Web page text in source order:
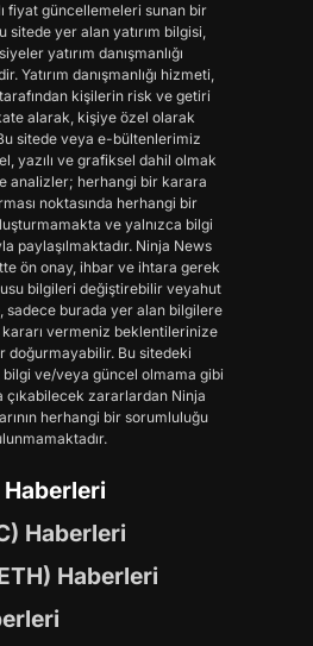
fiyat güncellemeleri sunan bir
sitede yer alan yatırım bilgisi,
yatırım danışmanlığı
Yatırım danışmanlığı hizmeti,
kişilerin risk ve getiri
alarak, kişiye özel olarak
sitede veya e-bültenlerimiz
yazılı ve grafiksel dahil olmak
analizler; herhangi bir karara
noktasında herhangi bir
ve yalnızca bilgi
paylaşılmaktadır. Ninja News
ön onay, ihbar ve ihtara gerek
bilgileri değiştirebilir veyahut
sadece burada yer alan bilgilere
kararı vermeniz beklentilerinize
doğurmayabilir. Bu sitedeki
ve/veya güncel olmama gibi
çıkabilecek zararlardan Ninja
herhangi bir sorumluluğu
Haberleri
Haberleri